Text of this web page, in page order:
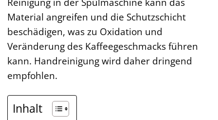
Material angreifen und die Schutzschicht
beschädigen, was zu Oxidation und
Veränderung des Kaffeegeschmacks führen
kann. Handreinigung wird daher dringend
empfohlen.
Inhalt